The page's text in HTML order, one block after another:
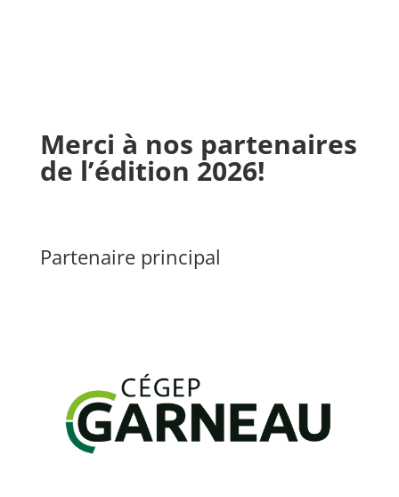
Merci à nos partenaires
de l’édition 2026!
Partenaire principal